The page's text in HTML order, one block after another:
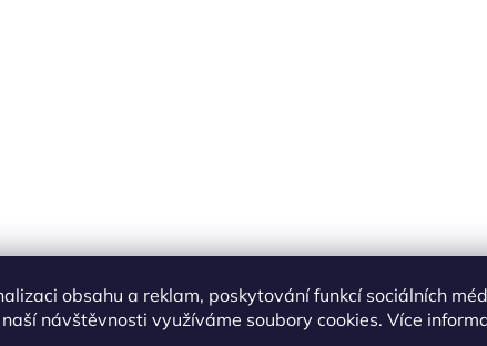
obsahu a reklam, poskytování funkcí sociálních
návštěvnosti využíváme soubory cookies. Více